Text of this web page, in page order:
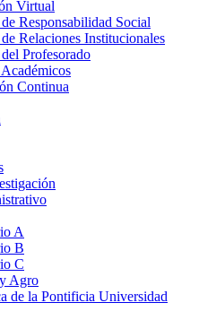
Virtual
Responsabilidad Social
Relaciones Institucionales
Profesorado
Continua
A
B
C
Agro
de la Pontificia Universidad